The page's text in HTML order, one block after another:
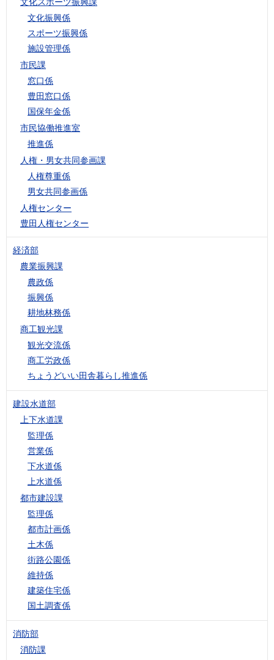
文化振興係
スポーツ振興係
施設管理係
市民課
窓口係
豊田窓口係
国保年金係
市民協働推進室
推進係
人権・男女共同参画課
人権尊重係
男女共同参画係
人権センター
豊田人権センター
経済部
農業振興課
農政係
振興係
耕地林務係
商工観光課
観光交流係
商工労政係
ちょうどいい田舎暮らし推進係
建設水道部
上下水道課
監理係
営業係
下水道係
上水道係
都市建設課
監理係
都市計画係
土木係
街路公園係
維持係
建築住宅係
国土調査係
消防部
消防課